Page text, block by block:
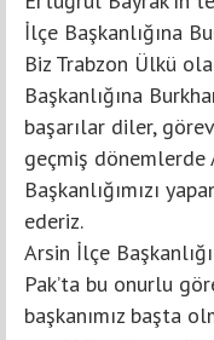
İlçe Başkanlığına
Biz Trabzon Ülkü
Başkanlığına
başarılar diler,
geçmiş dönemlerde
Başkanlığımızı
ederiz.
Arsin İlçe
Pak’ta bu onurlu
başkanımız başta